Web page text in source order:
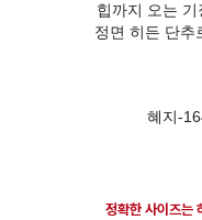
힙까지 오는
정면 히든 단추
혜지-
정확한 사이즈는